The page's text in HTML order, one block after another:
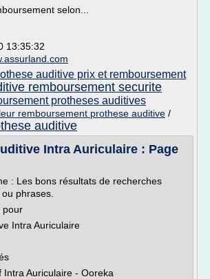
selon...
13:35:32
auditive prix et remboursement
remboursement securite
protheses auditives
remboursement prothese auditive /
auditive
Intra Auriculaire : Page
: Les bons résultats de recherches
phrases.
pour
Intra Auriculaire
Intra Auriculaire - Ooreka